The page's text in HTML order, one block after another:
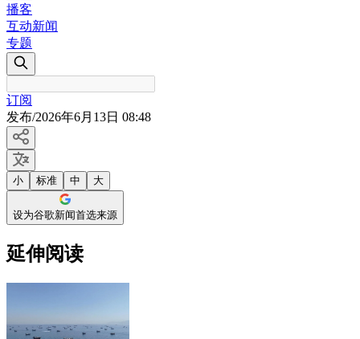
播客
互动新闻
专题
订阅
发布/2026年6月13日 08:48
小 标准 中 大
设为谷歌新闻首选来源
延伸阅读